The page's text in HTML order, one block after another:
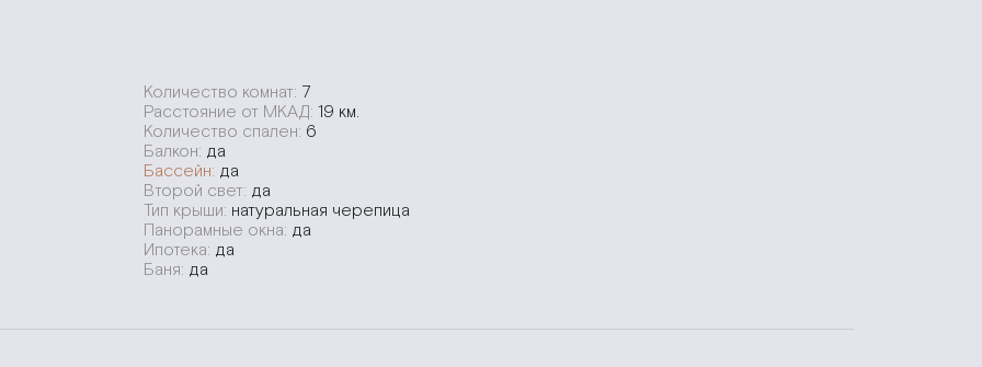
Количество комнат: 7
Расстояние от МКАД:19 км.
Количество спален: 6
Балкон: да
Бассейн: да
Второй свет: да
Тип крыши: натуральная черепица
Панорамные окна: да
Ипотека: да
Баня: да